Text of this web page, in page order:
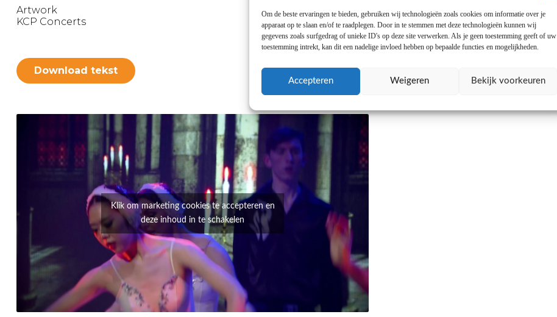
Om de beste ervaringen te bieden, gebruiken wij technologieën zoals cookies om informatie over je
apparaat op te slaan en/of te raadplegen. Door in te stemmen met deze technologieën kunnen wij
gegevens zoals surfgedrag of unieke ID's op deze site verwerken. Als je geen toestemming geeft of uw
toestemming intrekt, kan dit een nadelige invloed hebben op bepaalde functies en mogelijkheden.
Accepteren Weigeren Bekijk voorkeuren
Artwork
KCP Concerts
Download tekst
Klik om marketing cookies te accepteren en
deze inhoud in te schakelen